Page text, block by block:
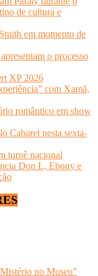
de cultura e
em momento de
o processo
XP 2026
com Xamã,
romântico em show
Cabaret nesta sexta-
turnê nacional
Don L, Ebony e
no Museu”